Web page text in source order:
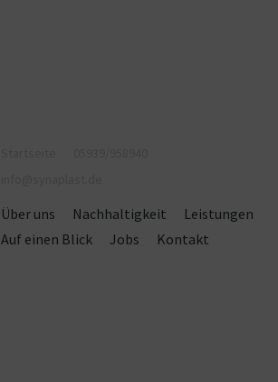
Über uns Nachhaltigkeit
Leistungen
Auf einen Blick
Jobs Kontakt